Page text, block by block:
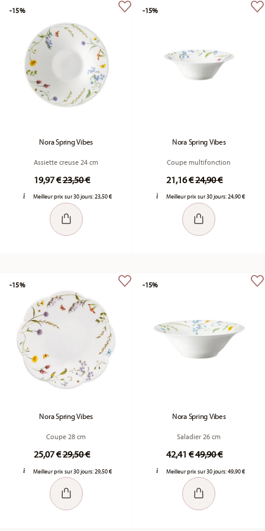
Nora Spring Vibes
Assiette creuse 24 cm
19,97 €Price reduced from
23,50 €to
Meilleur prix sur 30 jours:23,50 €
-15%
Nora Spring Vibes
Coupe multifonction
21,16 €Price reduced
24,90 €to
Meilleur prix sur 30 jours:24,90 €
-15%
Nora Spring Vibes
Coupe 28 cm
25,07 €Price reduced from
29,50 €to
Meilleur prix sur 30 jours:29,50 €
-15%
Nora Spring Vibes
Saladier 26 cm
42,41 €Price reduced
49,90 €to
Meilleur prix sur 30 jours:49,90 €
-15%